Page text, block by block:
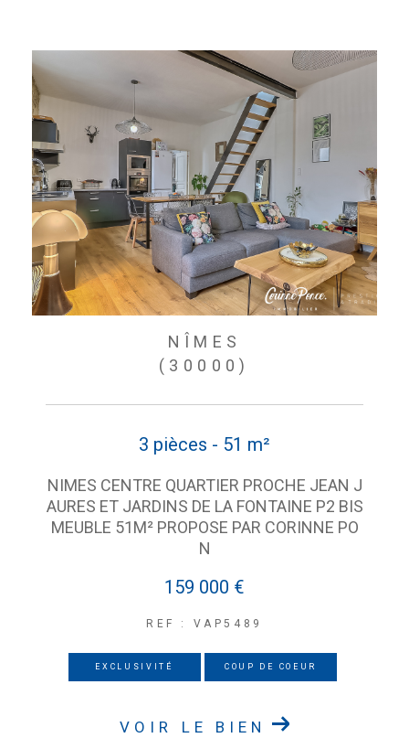
NÎMES
(30000)
3 pièces - 51 m²
NIMES CENTRE QUARTIER PROCHE JEAN J
AURES ET JARDINS DE LA FONTAINE P2 BIS
MEUBLE 51M² PROPOSE PAR CORINNE PO
N
159 000 €
REF : VAP5489
EXCLUSIVITÉ COUP DE COEUR
VOIR LE BIEN